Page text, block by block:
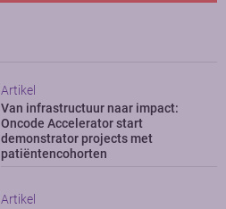
Artikel
Van infrastructuur naar impact:
Oncode Accelerator start
demonstrator projects met
patiëntencohorten
Artikel